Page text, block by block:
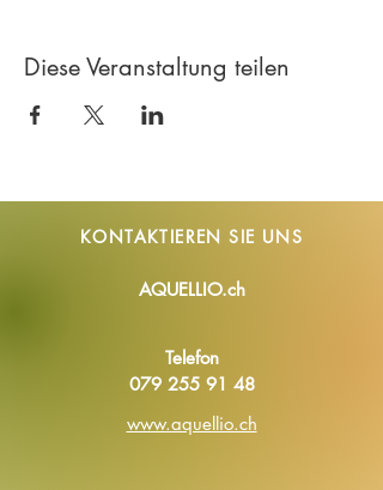
Diese Veranstaltung teilen
KONTAKTIEREN SIE UNS
AQUELLIO.ch
Telefon
079 255 91 48
www.aquellio.ch